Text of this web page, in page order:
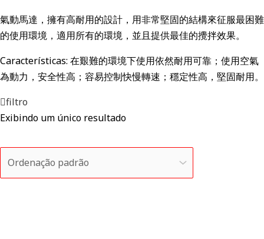
氣動馬達，擁有高耐用的設計，用非常堅固的結構來征服最困難
的使用環境，適用所有的環境，並且提供最佳的攪拌效果。
Características: 在艱難的環境下使用依然耐用可靠； 使用空氣
為動力，安全性高； 容易控制快慢轉速； 穩定性高，堅固耐用。
filtro
Exibindo um único resultado